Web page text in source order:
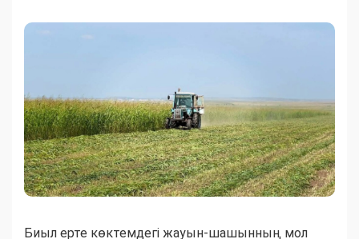
Биыл ерте көктемдегі жауын-шашынның мол